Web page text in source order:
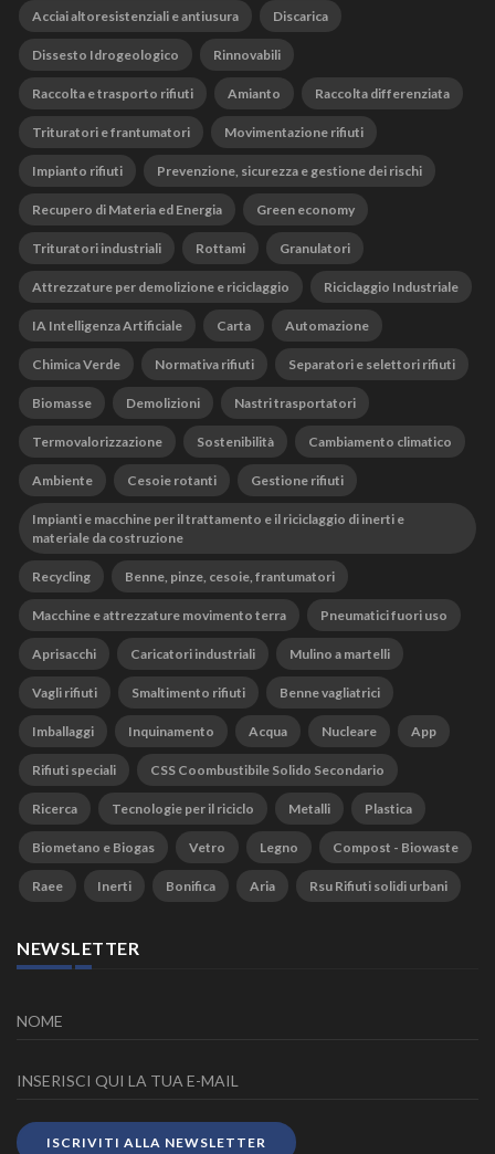
Acciai altoresistenziali e antiusura Discarica
Dissesto Idrogeologico Rinnovabili
Raccolta e trasporto rifiuti Amianto Raccolta differenziata
Trituratori e frantumatori Movimentazione rifiuti
Impianto rifiuti Prevenzione, sicurezza e gestione dei rischi
Recupero di Materia ed Energia Green economy
Trituratori industriali Rottami Granulatori
Attrezzature per demolizione e riciclaggio Riciclaggio Industriale
IA Intelligenza Artificiale Carta Automazione
Chimica Verde Normativa rifiuti Separatori e selettori rifiuti
Biomasse Demolizioni Nastri trasportatori
Termovalorizzazione Sostenibilità Cambiamento climatico
Ambiente Cesoie rotanti Gestione rifiuti
Impianti e macchine per il trattamento e il riciclaggio di inerti e
materiale da costruzione
Recycling Benne, pinze, cesoie, frantumatori
Macchine e attrezzature movimento terra Pneumatici fuori uso
Aprisacchi Caricatori industriali Mulino a martelli
Vagli rifiuti Smaltimento rifiuti Benne vagliatrici
Imballaggi Inquinamento Acqua Nucleare App
Rifiuti speciali CSS Coombustibile Solido Secondario
Ricerca Tecnologie per il riciclo Metalli Plastica
Biometano e Biogas Vetro Legno Compost - Biowaste
Raee Inerti Bonifica Aria Rsu Rifiuti solidi urbani
NEWSLETTER
ISCRIVITI ALLA NEWSLETTER